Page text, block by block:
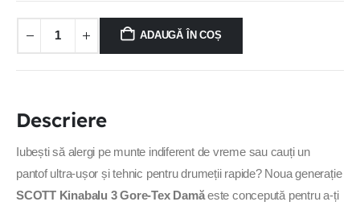
Avantajele cheie ale
pantofilor Scott Kinabalu 3
GTX Lady:
respirabilă face din Kinabalu 3 aliatul tău perfect pentru
antrenamentele de toamnă-iarnă sau pentru zilele
imprevizibile de vară la munte.
ADAUGĂ ÎN COȘ
Descriere
Iubești să alergi pe munte indiferent de vreme sau cauți un
pantof ultra-ușor și tehnic pentru drumeții rapide? Noua generație
SCOTT Kinabalu 3 Gore-Tex Damăeste concepută pentru a-ți